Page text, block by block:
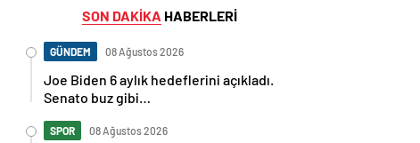
SON DAKİKA HABERLERİ
GÜNDEM 08 Ağustos 2026
Joe Biden 6 aylık hedeflerini açıkladı.
Senato buz gibi…
SPOR 08 Ağustos 2026